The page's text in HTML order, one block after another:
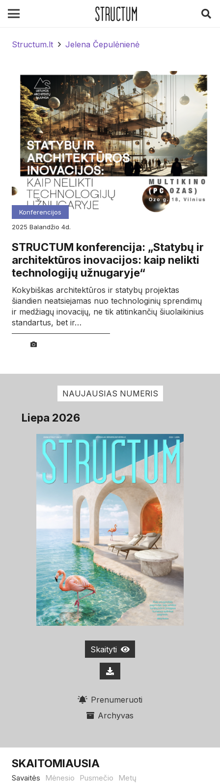
Structum.lt Jelena Čepulėnienė
Konferencijos
2025
balandžio 4d.
STRUCTUM konferencija: „Statybų ir
architektūros inovacijos: kaip nelikti
technologijų užnugaryje“
Kokybiškas architektūros ir statybų projektas
šiandien neatsiejamas nuo technologinių sprendimų
ir medžiagų inovacijų, ne tik atitinkančių šiuolaikinius
standartus, bet ir…
NAUJAUSIAS NUMERIS
Liepa 2026
Skaityti
Prenumeruoti
Archyvas
SKAITOMIAUSIA
Savaitės Mėnesio Pusmečio Metų